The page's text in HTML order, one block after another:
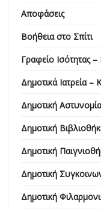
Αποφάσεις
Βοήθεια στο Σπίτι
Γραφείο Ισότητας
Δημοτικά Ιατρεία –
Δημοτική Αστυνομία
Δημοτική
Δημοτική
Δημοτική
Δημοτική